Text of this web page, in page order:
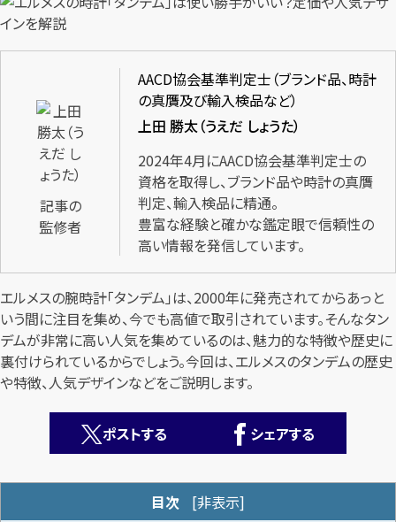
カンタン無料
記事の
監修者
AACD協会基準判定士（ブランド品、時計
の真贋及び輸入検品など）
上田 勝太（うえだ しょうた）
2024年4月にAACD協会基準判定士の
資格を取得し、ブランド品や時計の真贋
判定、輸入検品に精通。
豊富な経験と確かな鑑定眼で信頼性の
高い情報を発信しています。
エルメスの腕時計「タンデム」は、2000年に発売されてからあっと
いう間に注目を集め、今でも高値で取引されています。そんなタン
デムが非常に高い人気を集めているのは、魅力的な特徴や歴史に
裏付けられているからでしょう。今回は、エルメスのタンデムの歴史
や特徴、人気デザインなどをご説明します。
ポストする シェアする
目次 [非表示]